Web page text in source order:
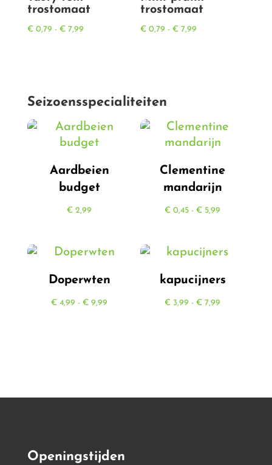
trostomaat
€0,79 - €7,99Prijsklasse:
trostomaat
€ 0,79 - € 7,99
Seizoensspecialiteiten
Aardbeien
budget
€ 2,99
Clementine
mandarijn
€ 0,45 - € 5,99
Doperwten
€ 4,99 - € 9,99
kapucijners
€ 3,99 - € 7,99
Openingstijden